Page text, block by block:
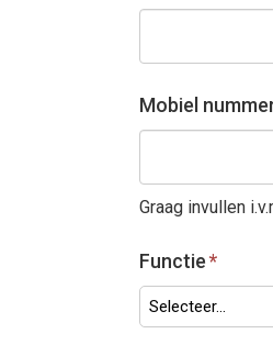
Mobiel
Graag invullen
Functie*
Selecteer...